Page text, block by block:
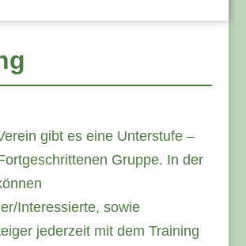
gibt es eine Unterstufe –
Gruppe. In der
Interessierte, sowie
jederzeit mit dem Training